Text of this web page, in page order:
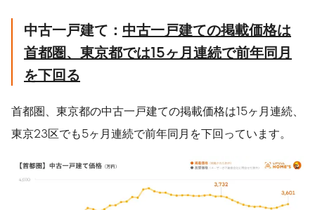
中古一戸建て： 中古一戸建ての掲載価格は
首都圏、東京都では15ヶ月連続で前年同月
を下回る
首都圏、東京都の中古一戸建ての掲載価格は15ヶ月連続、
東京23区でも5ヶ月連続で前年同月を下回っています。